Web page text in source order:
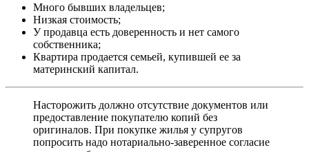
Много бывших владельцев;
Низкая стоимость;
У продавца есть доверенность и нет самого
собственника;
Квартира продается семьей, купившей ее за
материнский капитал.
Насторожить должно отсутствие документов или
предоставление покупателю копий без
оригиналов. При покупке жилья у супругов
попросить надо нотариально-заверенное согласие